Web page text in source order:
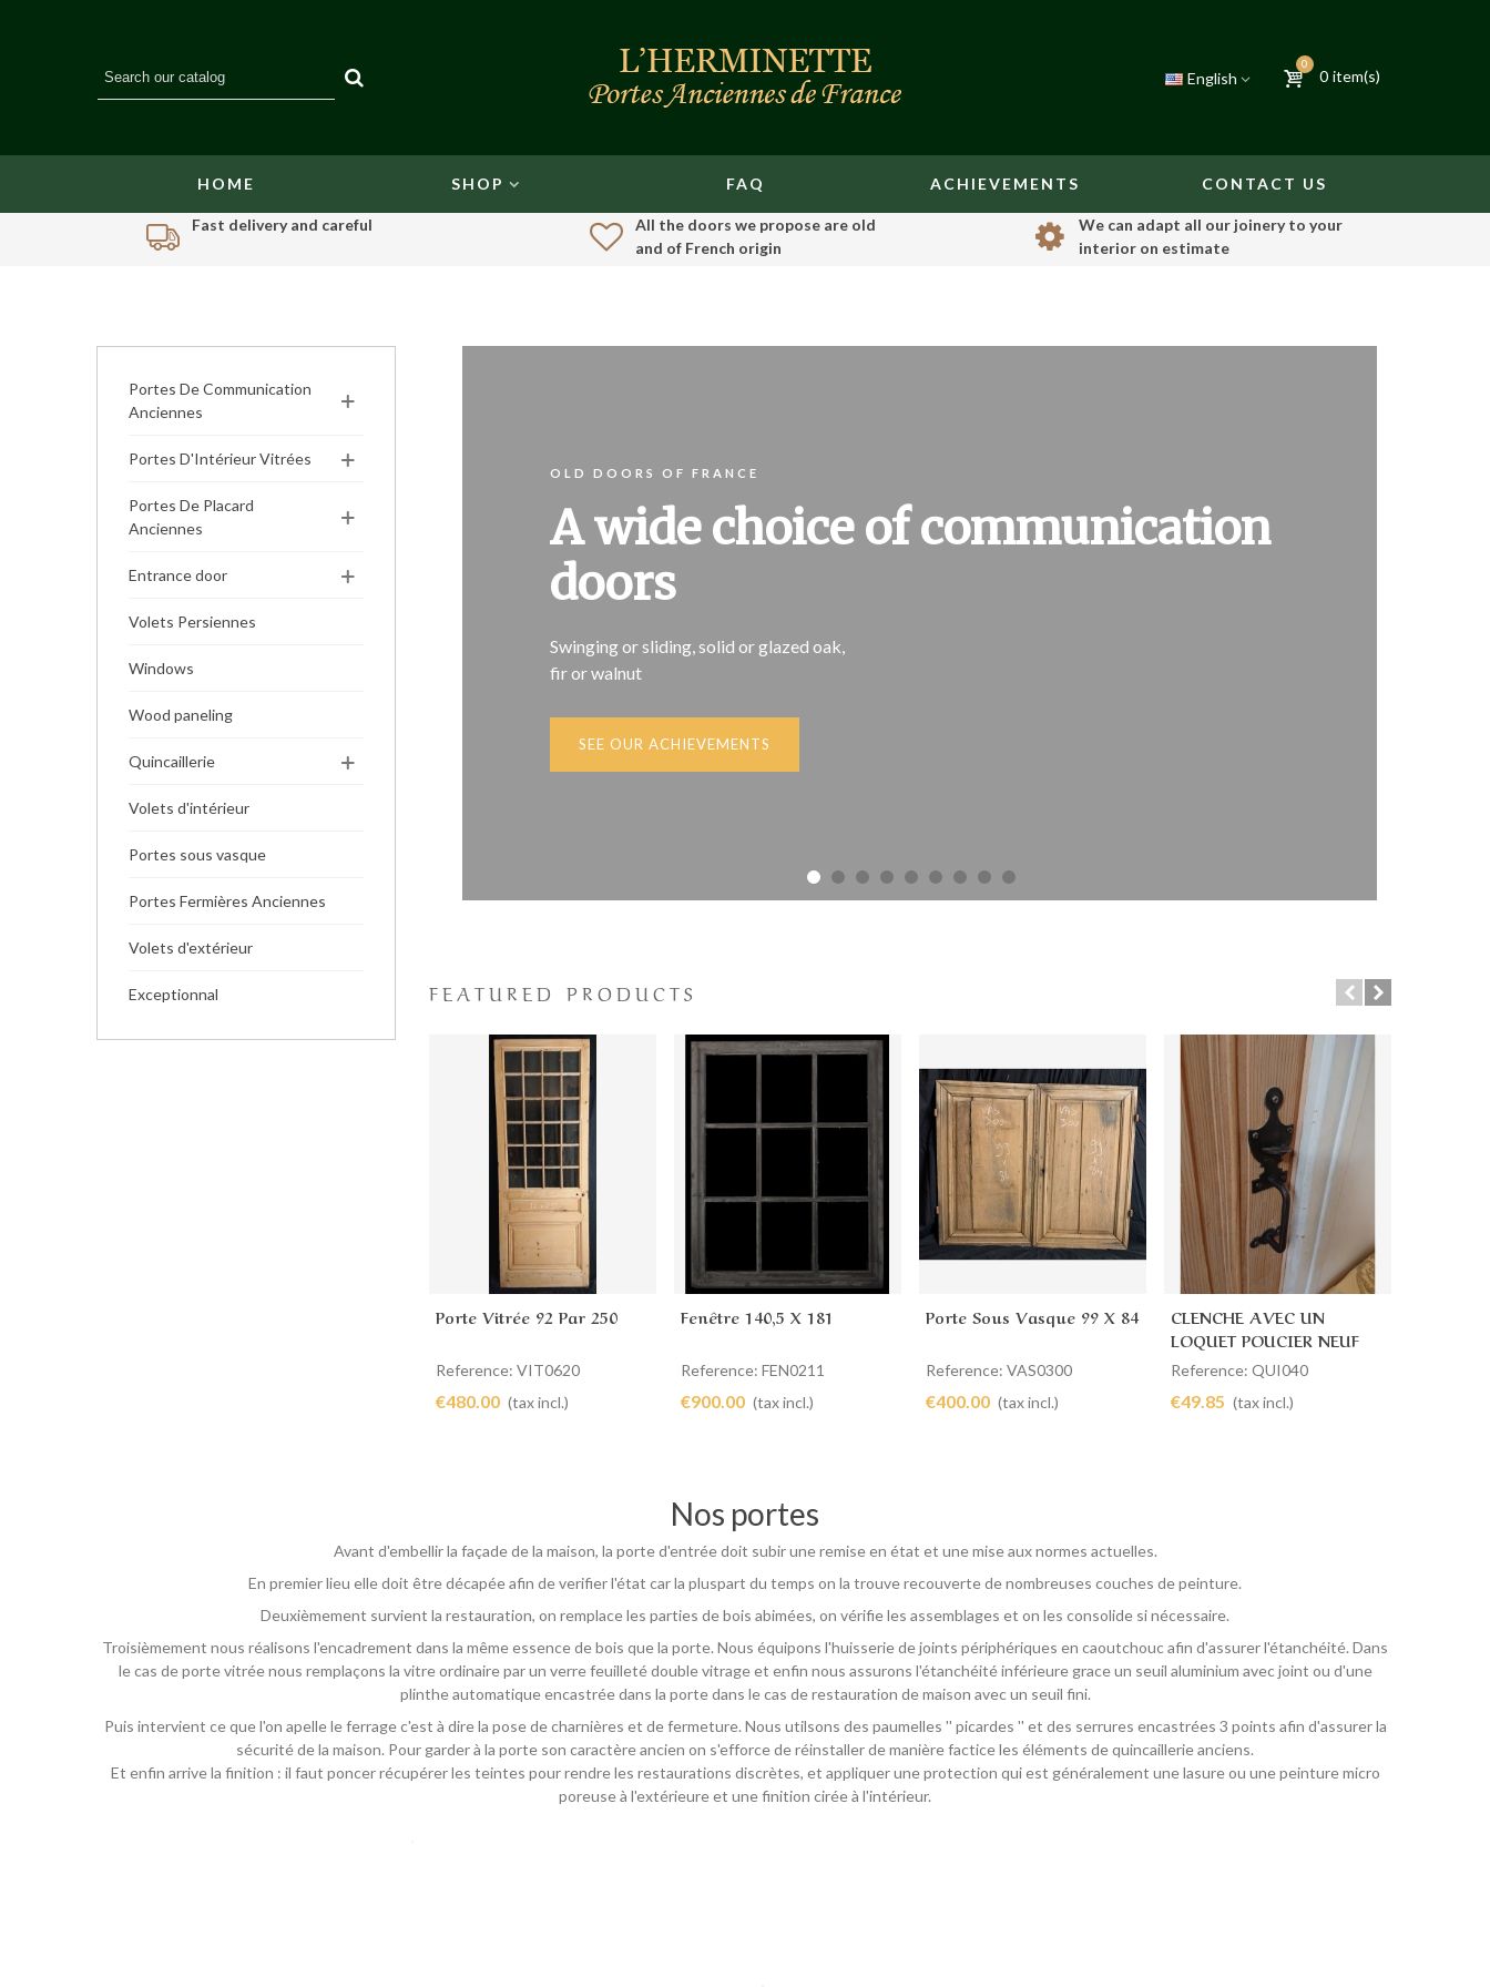
English
0
0 item(s)
HOME SHOP FAQ ACHIEVEMENTS CONTACT US
Fast delivery and careful
All the doors we propose are old
and of French origin
We can adapt all our joinery to your
interior on estimate
Portes De Communication
Anciennes
Portes D'Intérieur Vitrées
Portes De Placard
Anciennes
Entrance door
Volets Persiennes
Windows
Wood paneling
Quincaillerie
Volets d'intérieur
Portes sous vasque
Portes Fermières Anciennes
Volets d'extérieur
Exceptionnal
OLD DOORS OF FRANCE
A wide choice of communication
doors
Swinging or sliding, solid or glazed oak,
fir or walnut
SEE OUR ACHIEVEMENTS
FEATURED PRODUCTS
Add to cart
Porte Vitrée 92 Par 250
Reference: VIT0620
€480.00 (tax incl.)
Add to cart
Fenêtre 140,5 X 181
Reference: FEN0211
€900.00 (tax incl.)
Add to cart
Porte Sous Vasque 99 X 84
Reference: VAS0300
€400.00 (tax incl.)
Add to cart
CLENCHE AVEC UN
LOQUET POUCIER NEUF
Reference: QUI040
€49.85 (tax incl.)
Nos portes
Avant d'embellir la façade de la maison, la porte d'entrée doit subir une remise en état et une mise aux normes actuelles.
En premier lieu elle doit être décapée afin de verifier l'état car la pluspart du temps on la trouve recouverte de nombreuses couches de peinture.
Deuxièmement survient la restauration, on remplace les parties de bois abimées, on vérifie les assemblages et on les consolide si nécessaire.
Troisièmement nous réalisons l'encadrement dans la même essence de bois que la porte. Nous équipons l'huisserie de joints périphériques en caoutchouc afin d'assurer l'étanchéité. Dans
le cas de porte vitrée nous remplaçons la vitre ordinaire par un verre feuilleté double vitrage et enfin nous assurons l'étanchéité inférieure grace un seuil aluminium avec joint ou d'une
plinthe automatique encastrée dans la porte dans le cas de restauration de maison avec un seuil fini.
Puis intervient ce que l'on apelle le ferrage c'est à dire la pose de charnières et de fermeture. Nous utilsons des paumelles '' picardes '' et des serrures encastrées 3 points afin d'assurer la
sécurité de la maison. Pour garder à la porte son caractère ancien on s'efforce de réinstaller de manière factice les éléments de quincaillerie anciens.
Et enfin arrive la finition : il faut poncer récupérer les teintes pour rendre les restaurations discrètes, et appliquer une protection qui est généralement une lasure ou une peinture micro
poreuse à l'extérieure et une finition cirée à l'intérieur.